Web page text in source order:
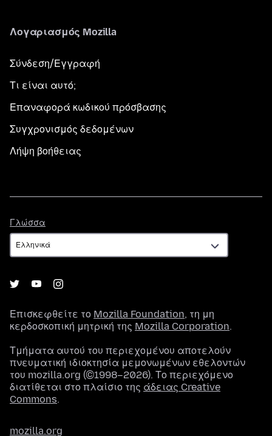
Λογαριασμός Mozilla
Σύνδεση/Εγγραφή
Τι είναι αυτό;
Επαναφορά κωδικού πρόσβασης
Συγχρονισμός δεδομένων
Λήψη βοήθειας
Γλώσσα
Επισκεφθείτε το Mozilla Foundation, τη μη
κερδοσκοπική μητρική της Mozilla Corporation.
Τμήματα αυτού του περιεχομένου αποτελούν
πνευματική ιδιοκτησία μεμονωμένων εθελοντών
του mozilla.org (©1998–2026). Το περιεχόμενο
διατίθεται στο πλαίσιο της άδειας Creative
Commons.
mozilla.org